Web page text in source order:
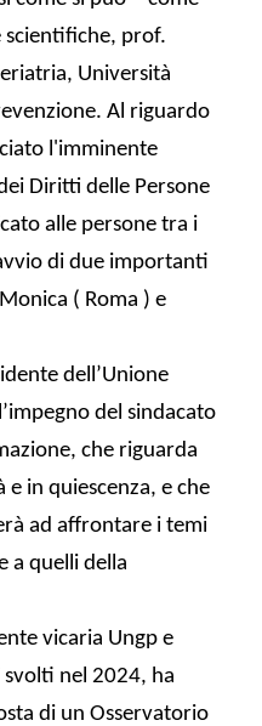
scientifiche, prof.
Università
Al riguardo
l'imminente
Diritti delle Persone
alle persone tra i
di due importanti
( Roma ) e
dell’Unione
del sindacato
che riguarda
in quiescenza, e che
ad affrontare i temi
a quelli della
vicaria Ungp e
nel 2024, ha
di un Osservatorio